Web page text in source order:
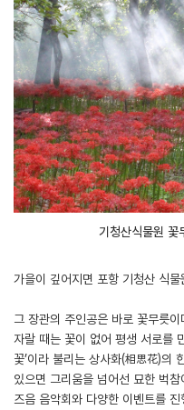
기청산식물원
가을이 깊어지면 포항 기청산 식
그 장관의 주인공은 바로 꽃무릇
자랄 때는 꽃이 없어 평생 서로를
꽃’이라 불리는 상사화(相思花)의
있으면 그리움을 넘어선 묘한 벅
즈음 음악회와 다양한 이벤트를